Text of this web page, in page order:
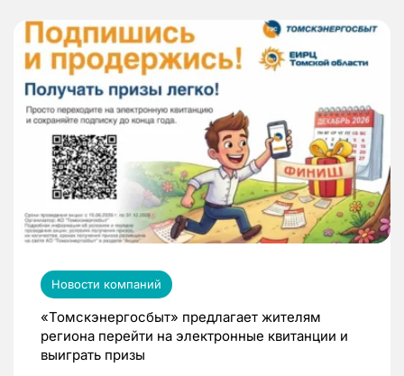
Новости компаний
«Томскэнергосбыт» предлагает жителям
региона перейти на электронные квитанции и
выиграть призы